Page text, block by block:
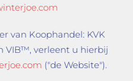
van Koophandel: KVK
VIB™, verleent u hierbij
("de Website").